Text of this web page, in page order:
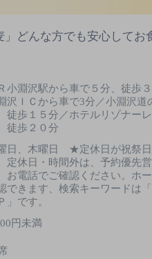
どんな方でも安心してお
Ｒ小淵沢駅から車で５分、徒歩
沢ＩＣから車で3分／小淵沢道
徒歩１５分／ホテルリゾナー
徒歩２０分
日、木曜日 ★定休日が祝祭日
定休日・時間外は、予約優先
お電話でご確認ください。ホ
できます、検索キーワードは
」です。
円未満